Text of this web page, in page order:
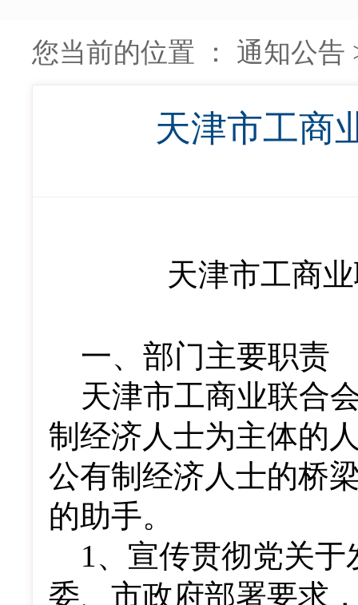
您当前的位置 ： 通知公告
天津市工商
天津市工商
一、部门主要职责
天津市工商业联合
制经济人士为主体的
公有制经济人士的桥
的助手。
1、宣传贯彻党关
委、市政府部署要求